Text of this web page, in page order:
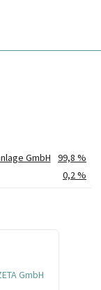
GmbH
99,8 %
0,2 %
GmbH